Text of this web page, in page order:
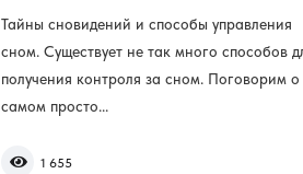
Тайны сновидений и способы управления
сном. Существует не так много способов
получения контроля за сном. Поговорим о
самом просто...
1 655